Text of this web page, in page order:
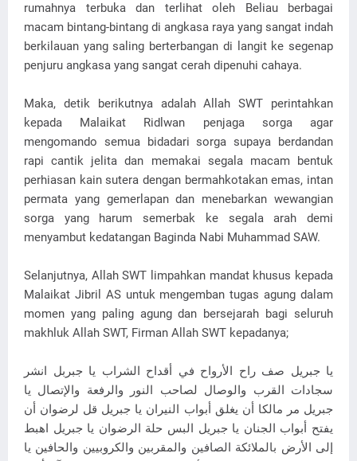
rumahnya terbuka dan terlihat oleh Beliau berbagai
macam bintang-bintang di angkasa raya yang sangat indah
berkilauan yang saling berterbangan di langit ke segenap
penjuru angkasa yang sangat cerah dipenuhi cahaya.
Maka, detik berikutnya adalah Allah SWT perintahkan
kepada Malaikat Ridlwan penjaga sorga agar
mengomando semua bidadari sorga supaya berdandan
rapi cantik jelita dan memakai segala macam bentuk
perhiasan kain sutera dengan bermahkotakan emas, intan
permata yang gemerlapan dan menebarkan wewangian
sorga yang harum semerbak ke segala arah demi
menyambut kedatangan Baginda Nabi Muhammad SAW.
Selanjutnya, Allah SWT limpahkan mandat khusus kepada
Malaikat Jibril AS untuk mengemban tugas agung dalam
momen yang paling agung dan bersejarah bagi seluruh
makhluk Allah SWT, Firman Allah SWT kepadanya;
يا جبريل صف راح الأرواح في أقداح الشراب يا جبربل انشر
سجادات القرب والوصال لصاحب النور والرفعة والإتصال يا
جبريل مر مالكا أن يغلق أبواب النيران يا جبريل قل لرضوان أن
يفتح أبواب الجنان يا جبريل البس حلة الرضوان يا جبريل اهبط
إلى الأرض بالملائكة الصافين والمقربين والكروبيين والحافين يا